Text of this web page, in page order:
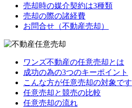
売却時の媒介契約は3種類
売却の際の諸経費
お問合せ（不動産売却）
ワンズ不動産の任意売却とは
成功の為の3つのキーポイント
こんな方が任意売却の対象です
任意売却と競売の比較
任意売却の流れ